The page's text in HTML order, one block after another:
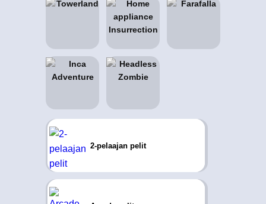
2-pelaajan pelit